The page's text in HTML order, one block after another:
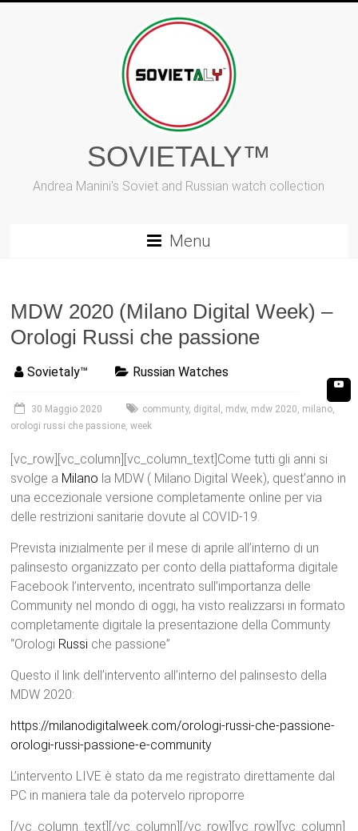
SOVIETALY™
Andrea Manini's Soviet and Russian watch collection
Menu
MDW 2020 (Milano Digital Week) –
Orologi Russi che passione
Sovietaly™ Russian Watches
30 Maggio 2020 communty, digital , mdw, mdw 2020, milano,
orologi russi che passione,week
[vc_row][vc_column][vc_column_text]Come tutti gli anni si
svolge a Milano la MDW ( Milano Digital Week), quest’anno in
una eccezionale versione completamente online per via
delle restrizioni sanitarie dovute al COVID-19.
Prevista inizialmente per il mese di aprile all’interno di un
palinsesto organizzato per conto della piattaforma digitale
Facebook l’intervento, incentrato sull’importanza delle
Community nel mondo di oggi, ha visto realizzarsi in formato
completamente digitale la presentazione della Communty
“Orologi Russi che passione”
Questo il link dell’intervento all’interno del palinsesto della
MDW 2020:
https://milanodigitalweek.com/orologi-russi-che-passione-
orologi-russi-passione-e-community
L’intervento LIVE è stato da me registrato direttamente dal
PC in maniera tale da potervelo riproporre
[/vc_column_text][/vc_column][/vc_row][vc_row][vc_column]